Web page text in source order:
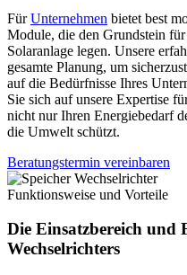
FürUnternehmen bietet best
Module, die den Grundstein
Solaranlage legen. Unsere
gesamte Planung, um
auf die Bedürfnisse Ihres
Sie sich auf unsere Expertise
nicht nur Ihren Energiebedarf
die Umwelt schützt.
Beratungstermin vereinbaren
Funktionsweise und Vorteile
Die Einsatzbereich und
Wechselrichters